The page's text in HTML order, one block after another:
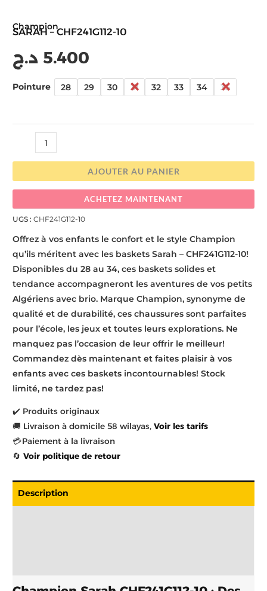
Champion
SARAH – CHF241G112-10
5.400 د.ج
Pointure 28 29 30 31 32 33 34 35
AJOUTER AU PANIER
ACHETEZ MAINTENANT
UGS :CHF241G112-10
Offrez à vos enfants le confort et le style Champion
qu’ils méritent avec les baskets Sarah – CHF241G112-10!
Disponibles du 28 au 34, ces baskets solides et
tendance accompagneront les aventures de vos petits
Algériens avec brio. Marque Champion, synonyme de
qualité et de durabilité, ces chaussures sont parfaites
pour l’école, les jeux et toutes leurs explorations. Ne
manquez pas l’occasion de leur offrir le meilleur!
Commandez dès maintenant et faites plaisir à vos
enfants avec ces baskets incontournables! Stock
limité, ne tardez pas!
✔️ Produits originaux
🚚 Livraison à domicile 58 wilayas, Voir les tarifs
💳 Paiement à la livraison
🔄 Voir politique de retour
Description